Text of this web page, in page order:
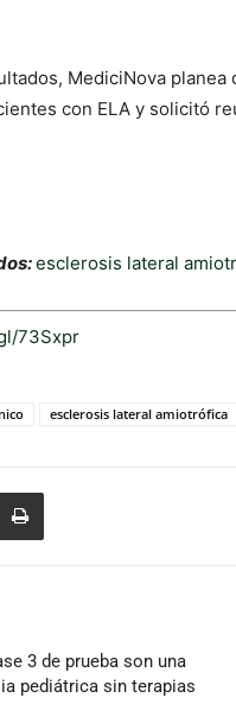
MediciNova
con ELA y solicitó
esclerosis lateral
73Sxpr
esclerosis lateral amiotrófica
3 de prueba son una
pediátrica sin terapias